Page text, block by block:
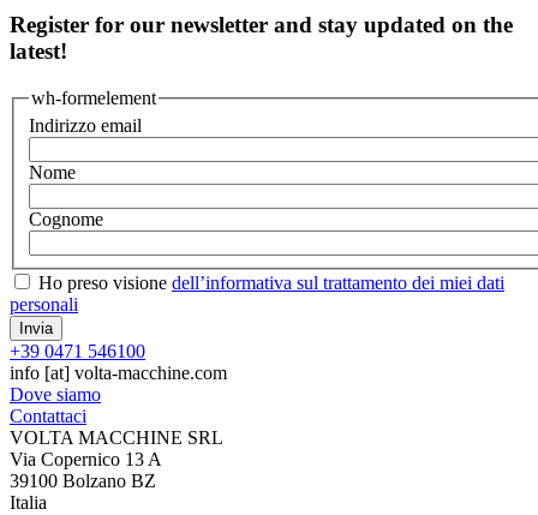
Register for our newsletter and stay updated on the
latest!
wh-formelement
Indirizzo email
Nome
Cognome
Ho preso visione dell’informativa sul trattamento dei miei dati
personali
+39 0471 546100
info [at] volta-macchine.com
Dove siamo
Contattaci
VOLTA MACCHINE SRL
Via Copernico 13 A
39100 Bolzano BZ
Italia